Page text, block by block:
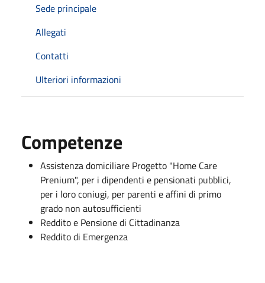
Sede principale
Allegati
Contatti
Ulteriori informazioni
Competenze
Assistenza domiciliare Progetto "Home Care
Prenium", per i dipendenti e pensionati pubblici,
per i loro coniugi, per parenti e affini di primo
grado non autosufficienti
Reddito e Pensione di Cittadinanza
Reddito di Emergenza